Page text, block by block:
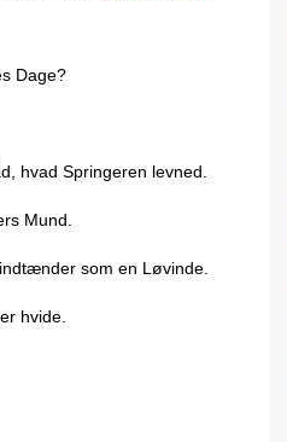
Dage?
hvad Springeren levned.
Mund.
som en Løvinde.
hvide.